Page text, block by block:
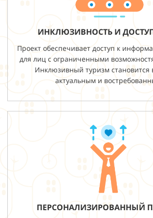
ИНКЛЮЗИВНОСТЬ И
Проект обеспечивает доступ к
для лиц с ограниченными
Инклюзивный туризм становится
актуальным и
ПЕРСОНАЛИЗИРОВАННЫЙ